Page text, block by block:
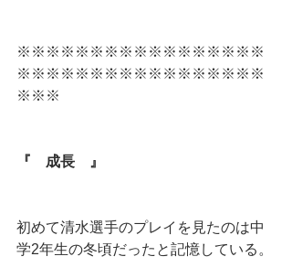
※※※※※※※※※※※※※※※※※
※※※※※※※※※※※※※※※※※
※※※
『　成長　』
初めて清水選手のプレイを見たのは中
学2年生の冬頃だったと記憶している。